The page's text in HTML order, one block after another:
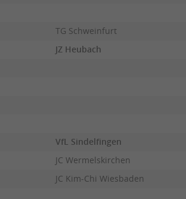
TG Schweinfurt
JZ Heubach
VfL Sindelfingen
JC Wermelskirchen
JC Kim-Chi Wiesbaden